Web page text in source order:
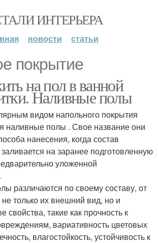
ИНТЕРЬЕРА
новости статьи
покрытие
на пол в ванной
Наливные полы
видом напольного покрытия
наливные полы . Свое название они
нанесения, когда состав
на заранее подготовленную
уложенной
различаются по своему составу, от
не только их внешний вид, но и
свойства, такие как прочность к
вариативность цветовых
влагостойкость, устойчивость к